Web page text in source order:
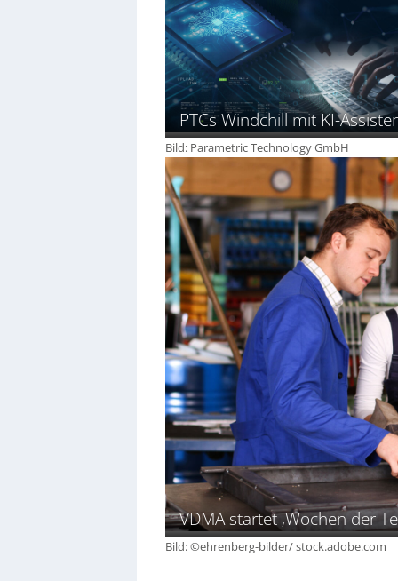
PTCs Windchill mit KI-
Bild: Parametric Technology GmbH
VDMA startet ‚Wochen der
Bild: ©ehrenberg-bilder/ stock.adobe.com